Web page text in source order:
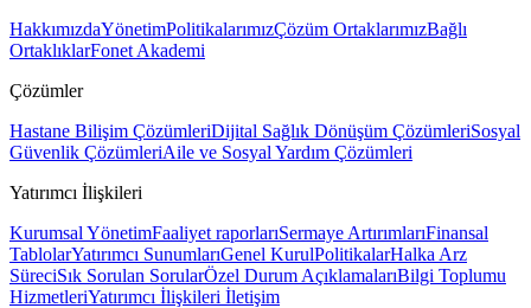
HakkımızdaYönetimPolitikalarımızÇözüm OrtaklarımızBağlı
OrtaklıklarFonet Akademi
Çözümler
Hastane Bilişim ÇözümleriDijital Sağlık Dönüşüm ÇözümleriSosyal
Güvenlik ÇözümleriAile ve Sosyal Yardım Çözümleri
Yatırımcı İlişkileri
Kurumsal YönetimFaaliyet raporlarıSermaye ArtırımlarıFinansal
TablolarYatırımcı SunumlarıGenel KurulPolitikalarHalka Arz
SüreciSık Sorulan SorularÖzel Durum AçıklamalarıBilgi Toplumu
HizmetleriYatırımcı İlişkileri İletişim